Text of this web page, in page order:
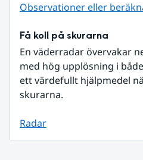
Observationer eller
Få koll på skurarna
En väderradar övervakar
med hög upplösning i
ett värdefullt hjälpmedel
skurarna.
Radar